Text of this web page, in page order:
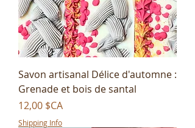
Savon artisanal Délice d'automne :
Grenade et bois de santal
Prix
12,00 $CA
Shipping Info